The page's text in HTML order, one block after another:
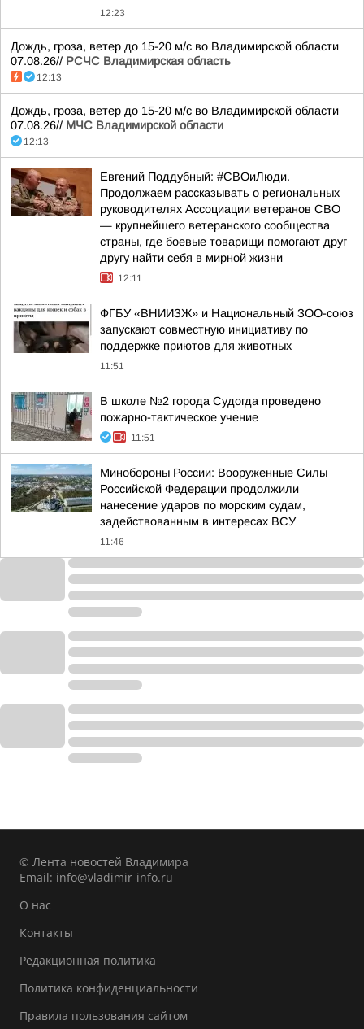
12:23
Дождь, гроза, ветер до 15-20 м/с во Владимирской области
07.08.26// РСЧС Владимирская область
12:13
Дождь, гроза, ветер до 15-20 м/с во Владимирской области
07.08.26// МЧС Владимирской области
12:13
Евгений Поддубный: #СВОиЛюди.
Продолжаем рассказывать о региональных
руководителях Ассоциации ветеранов СВО
— крупнейшего ветеранского сообщества
страны, где боевые товарищи помогают друг
другу найти себя в мирной жизни
12:11
ФГБУ «ВНИИЗЖ» и Национальный ЗОО-союз
запускают совместную инициативу по
поддержке приютов для животных
11:51
В школе №2 города Судогда проведено
пожарно-тактическое учение
11:51
Минобороны России: Вооруженные Силы
Российской Федерации продолжили
нанесение ударов по морским судам,
задействованным в интересах ВСУ
11:46
© Лента новостей Владимира
Email: info@vladimir-info.ru
О нас
Контакты
Редакционная политика
Политика конфиденциальности
Правила пользования сайтом